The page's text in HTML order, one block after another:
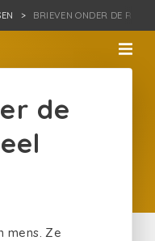
BRIEVEN ONDER DE RIEM
de
mens. Ze